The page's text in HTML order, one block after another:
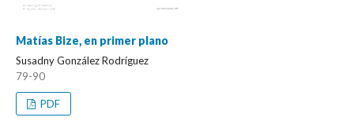
Matías Bize, en primer plano
Susadny González Rodríguez
79-90
PDF